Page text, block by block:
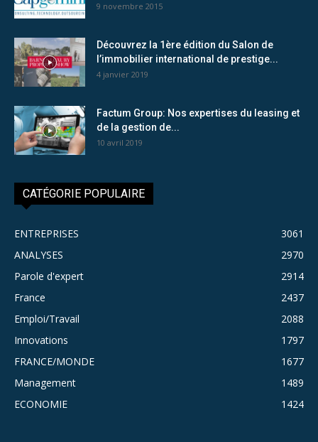
9 novembre 2015
Découvrez la 1ère édition du Salon de
l’immobilier international de prestige...
4 janvier 2019
Factum Group: Nos expertises du leasing et
de la gestion de...
10 avril 2019
CATÉGORIE POPULAIRE
ENTREPRISES
3061
ANALYSES
2970
Parole d'expert
2914
France
2437
Emploi/Travail
2088
Innovations
1797
FRANCE/MONDE
1677
Management
1489
ECONOMIE
1424